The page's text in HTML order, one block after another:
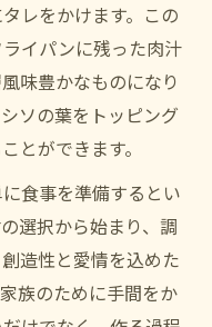
レをかけます。この
イパンに残った肉汁
味豊かなものになり
ソの葉をトッピング
とができます。
食事を準備するとい
選択から始まり、調
造性と愛情を込めた
族のために手間をか